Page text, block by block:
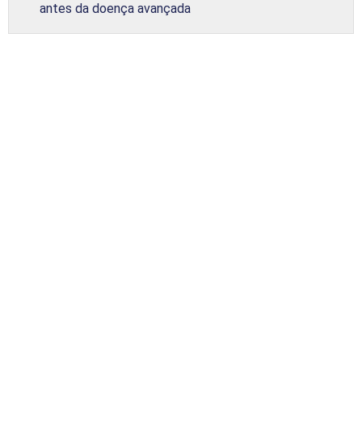
antes da doença avançada